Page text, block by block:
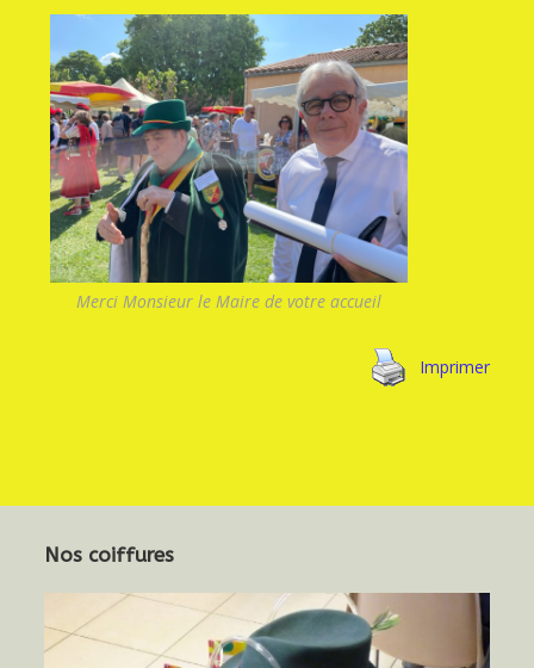
Merci Monsieur le Maire de votre accueil
Imprimer
Nos coiffures